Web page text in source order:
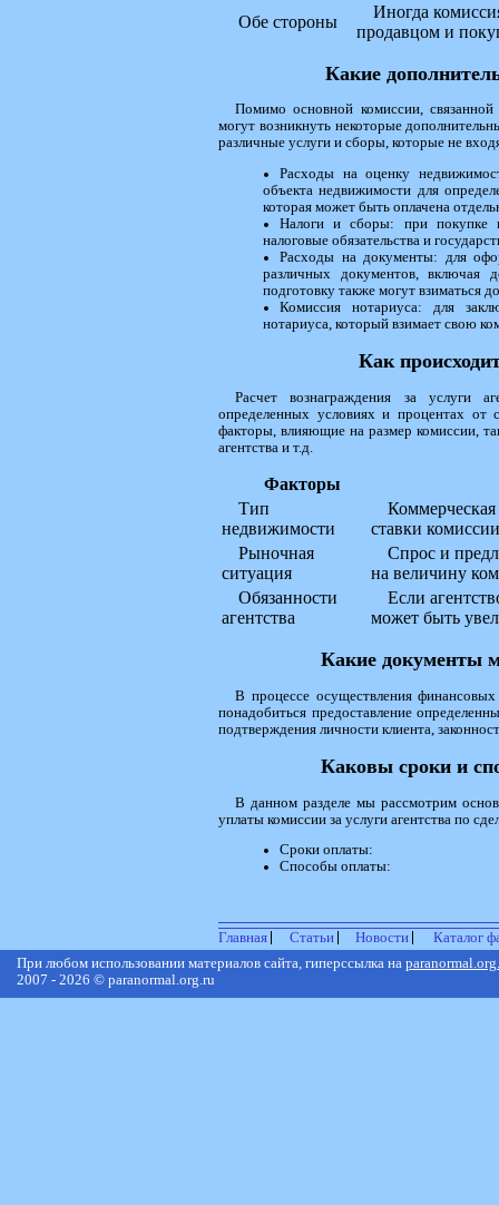
Обе стороны
Иногда
продавцом и
Какие
Помимо основной комиссии,
могут возникнуть некоторые
различные услуги и сборы, которые не
Расходы на оценку
объекта недвижимости для
которая может быть оплачена
Налоги и сборы: при покупке
налоговые обязательства и
Расходы на документы: для
различных документов, включая
подготовку также могут взиматься
Комиссия нотариуса: для
нотариуса, который взимает свою
Как
Расчет вознаграждения за услуги
определенных условиях и процентах от
факторы, влияющие на размер комиссии,
агентства и т.д.
Факторы
Тип
недвижимости
ставки
Рыночная
ситуация
Спрос и
на величину
Обязанности
агентства
Если
может быть
Какие документы
В процессе осуществления
понадобиться предоставление
подтверждения личности клиента,
Каковы сроки и
В данном разделе мы рассмотрим
уплаты комиссии за услуги агентства по
Сроки оплаты:
Способы оплаты:
Главная Статьи Новости
Каталог
При любом использовании материалов сайта, гиперссылка на
2007 - 2026 © paranormal.org.ru